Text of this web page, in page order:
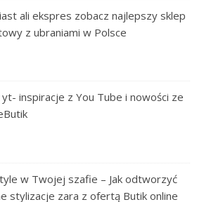
ali ekspres zobacz najlepszy sklep
z ubraniami w Polsce
inspiracje z You Tube i nowości ze
w Twojej szafie – Jak odtworzyć
stylizacje zara z ofertą Butik online